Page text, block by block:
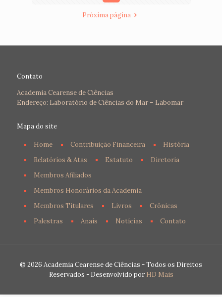
Próxima página
Contato
Academia Cearense de Ciências
Endereço: Laboratório de Ciências do Mar – Labomar
Mapa do site
Home Contribuição Financeira
História
Relatórios & Atas
Estatuto
Diretoria
Membros Afiliados
Membros Honorários da Academia
Membros Titulares
Livros
Crônicas
Palestras
Anais Notícias Contato
© 2026 Academia Cearense de Ciências - Todos os Direitos
Reservados - Desenvolvido por HD Mais